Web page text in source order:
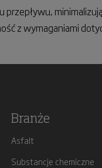
z wymaganiami
Branże
Asfalt
Substancje chemiczne